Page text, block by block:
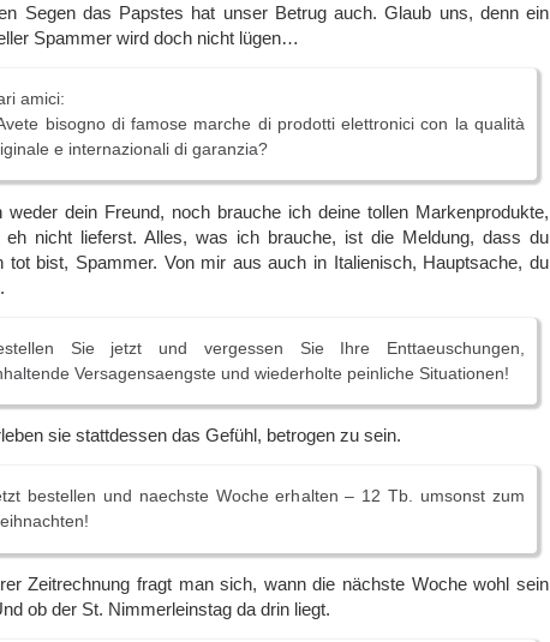
Segen das Papstes hat unser Betrug auch. Glaub uns, denn ein
Spammer wird doch nicht lügen…
amici:
bisogno di famose marche di prodotti elettronici con la qualità
e internazionali di garanzia?
weder dein Freund, noch brauche ich deine tollen Markenprodukte,
eh nicht lieferst. Alles, was ich brauche, ist die Meldung, dass du
tot bist, Spammer. Von mir aus auch in Italienisch, Hauptsache, du
Sie jetzt und vergessen Sie Ihre Enttaeuschungen,
Versagensaengste und wiederholte peinliche Situationen!
sie stattdessen das Gefühl, betrogen zu sein.
bestellen und naechste Woche erhalten – 12 Tb. umsonst zum
Zeitrechnung fragt man sich, wann die nächste Woche wohl sein
ob der St. Nimmerleinstag da drin liegt.